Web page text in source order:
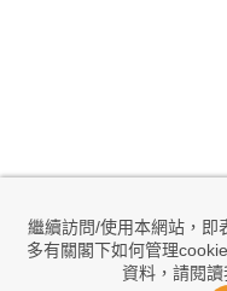
繼續訪問/使用本網站，即
多有關閣下如何管理
資料，請閱讀